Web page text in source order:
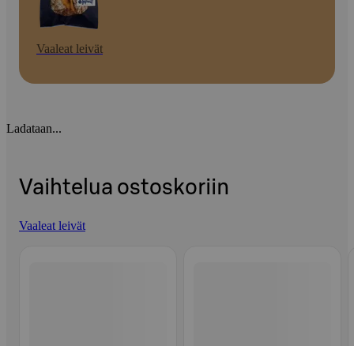
Vaaleat leivät
Ladataan...
Vaihtelua ostoskoriin
Vaaleat leivät